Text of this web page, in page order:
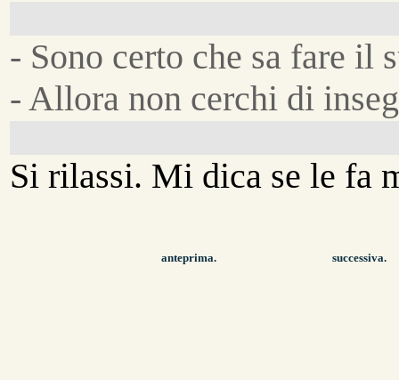
- Sono certo che sa fare il
- Allora non cerchi di
Si rilassi. Mi dica se le fa
anteprima. successiva.